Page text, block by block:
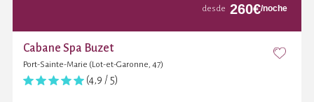
desde 260€/noche
Cabane Spa Buzet
Port-Sainte-Marie (Lot-et-Garonne, 47)
(4,9 / 5)